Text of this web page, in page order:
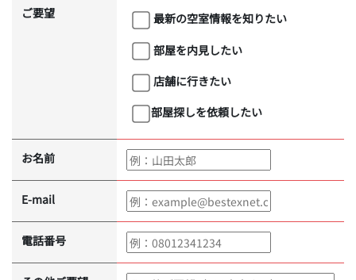
ご要望
最新の空室情報を知りたい
部屋を内見したい
店舗に行きたい
部屋探しを依頼したい
お名前
E-mail
電話番号